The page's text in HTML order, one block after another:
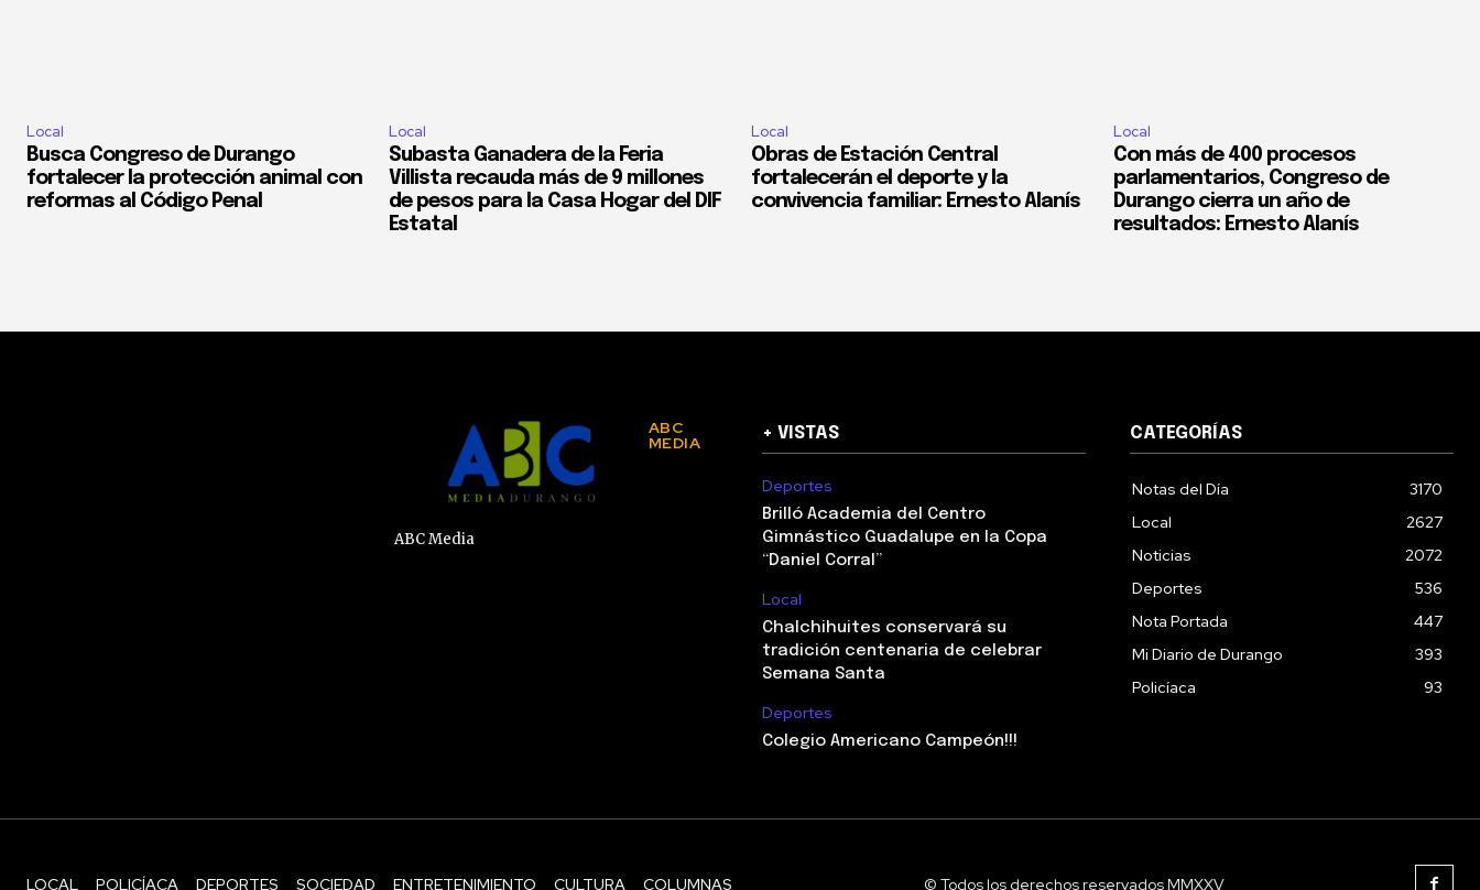
Local
Busca Congreso de Durango
fortalecer la protección animal con
reformas al Código Penal
Local
Subasta Ganadera de la Feria
Villista recauda más de 9 millones
de pesos para la Casa Hogar del DIF
Estatal
Local
Obras de Estación Central
fortalecerán el deporte y la
convivencia familiar: Ernesto Alanís
Local
Con más de 400 procesos
parlamentarios, Congreso de
Durango cierra un año de
resultados: Ernesto Alanís
ABC
MEDIA
ABC Media
+ VISTAS
Deportes
Brilló Academia del Centro
Gimnástico Guadalupe en la Copa
“Daniel Corral”
Local
Chalchihuites conservará su
tradición centenaria de celebrar
Semana Santa
Deportes
Colegio Americano Campeón!!!
CATEGORÍAS
Notas del Día
3170
Local
2627
Noticias
2072
Deportes
536
Nota Portada
447
Mi Diario de Durango
393
Policíaca
93
LOCAL POLICÍACA DEPORTES SOCIEDAD ENTRETENIMIENTO CULTURA COLUMNAS © Todos los derechos reservados MMXXV